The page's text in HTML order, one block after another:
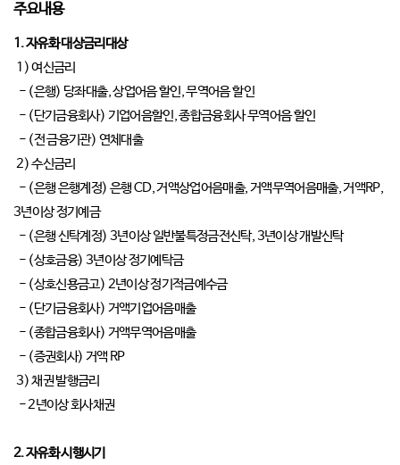
주요내용
1. 자유화 대상금리대상
1) 여신금리
- (은행) 당좌대출, 상업어음 할인, 무역어음 할인
- (단기금융회사) 기업어음할인, 종합금융회사 무역어음 할인
- (전 금융기관) 연체대출
2) 수신금리
- (은행 은행계정) 은행 CD, 거액상업어음매출, 거액무역어음매출, 거액RP,
3년이상 정기예금
- (은행 신탁계정) 3년이상 일반불특정금전신탁, 3년이상 개발신탁
- (상호금융) 3년이상 정기예탁금
- (상호신용금고) 2년이상 정기적금예수금
- (단기금융회사) 거액기업어음매출
- (종합금융회사) 거액무역어음매출
- (증권회사) 거액 RP
3) 채권 발행금리
- 2년이상 회사채권
2. 자유화 시행시기